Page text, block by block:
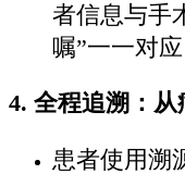
者信息与手
嘱”一一对应
4. 全程追溯：
患者使用溯